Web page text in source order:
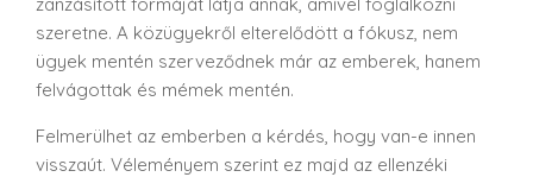
szeretne. A közügyekről elterelődött a fókusz, nem
ügyek mentén szerveződnek már az emberek, hanem
felvágottak és mémek mentén.
Felmerülhet az emberben a kérdés, hogy van-e innen
visszaút. Véleményem szerint ez majd az ellenzéki